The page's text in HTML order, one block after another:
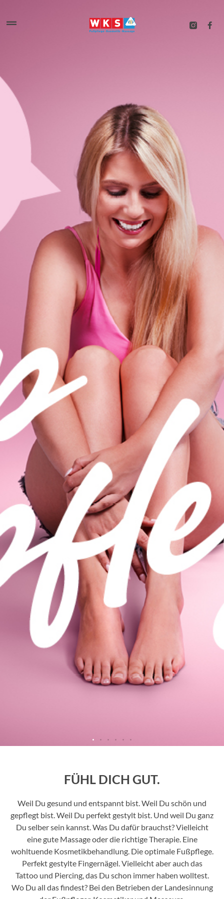
FÜHL DICH GUT.
Weil Du gesund und entspannt bist. Weil Du schön und
gepflegt bist. Weil Du perfekt gestylt bist. Und weil Du ganz
Du selber sein kannst. Was Du dafür brauchst? Vielleicht
eine gute Massage oder die richtige Therapie. Eine
wohltuende Kosmetikbehandlung. Die optimale Fußpflege.
Perfekt gestylte Fingernägel. Vielleicht aber auch das
Tattoo und Piercing, das Du schon immer haben wolltest.
Wo Du all das findest? Bei den Betrieben der Landesinnung